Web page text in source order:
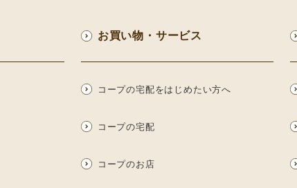
お買い物・サービス
コープの宅配をはじめたい方へ
コープの宅配
コープのお店